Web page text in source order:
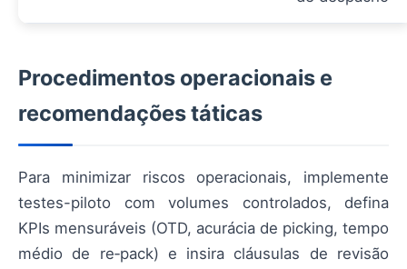
Procedimentos operacionais e
recomendações táticas
Para minimizar riscos operacionais, implemente
testes-piloto com volumes controlados, defina
KPIs mensuráveis (OTD, acurácia de picking, tempo
médio de re‑pack) e insira cláusulas de revisão